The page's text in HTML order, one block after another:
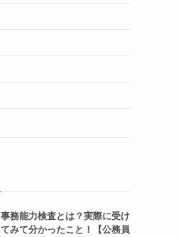
事務能力検査とは？実際に受け
てみて分かったこと！【公務員